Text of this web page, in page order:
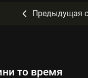
Предыдущая
то время